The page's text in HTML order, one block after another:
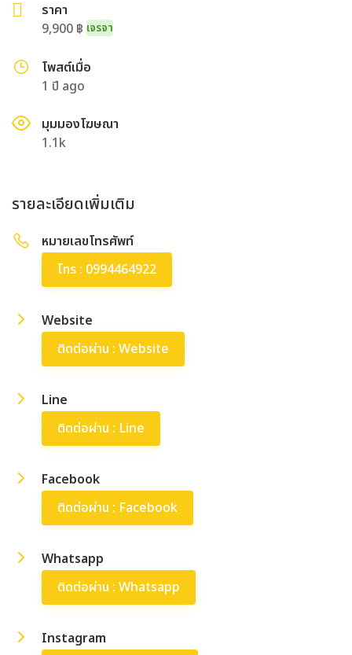
ราคา
9,900 ฿ เจรจา
โพสต์เมื่อ
1 ปี ago
มุมมองโฆษณา
1.1k
รายละเอียดเพิ่มเติม
หมายเลขโทรศัพท์
โทร : 0994464922
Website
ติดต่อผ่าน : Website
Line
ติดต่อผ่าน : Line
Facebook
ติดต่อผ่าน : Facebook
Whatsapp
ติดต่อผ่าน : Whatsapp
Instagram